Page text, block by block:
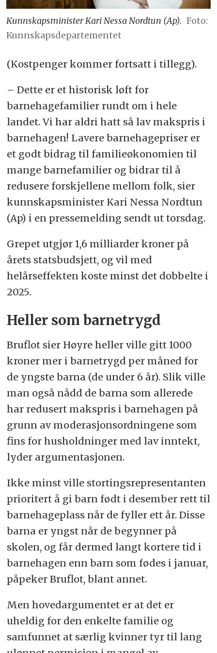
Kunnskapsminister Kari Nessa Nordtun (Ap). Foto:
Kunnskapsdepartementet
(Kostpenger kommer fortsatt i tillegg).
– Dette er et historisk løft for
barnehagefamilier rundt om i hele
landet. Vi har aldri hatt så lav makspris i
barnehagen! Lavere barnehagepriser er
et godt bidrag til familieøkonomien til
mange barnefamilier og bidrar til å
redusere forskjellene mellom folk, sier
kunnskapsminister Kari Nessa Nordtun
(Ap) i en pressemelding sendt ut torsdag.
Grepet utgjør 1,6 milliarder kroner på
årets statsbudsjett, og vil med
helårseffekten koste minst det dobbelte i
2025.
Heller som barnetrygd
Bruflot sier Høyre heller ville gitt 1000
kroner mer i barnetrygd per måned for
de yngste barna (de under 6 år). Slik ville
man også nådd de barna som allerede
har redusert makspris i barnehagen på
grunn av moderasjonsordningene som
fins for husholdninger med lav inntekt,
lyder argumentasjonen.
Ikke minst ville stortingsrepresentanten
prioritert å gi barn født i desember rett til
barnehageplass når de fyller ett år. Disse
barna er yngst når de begynner på
skolen, og får dermed langt kortere tid i
barnehagen enn barn som fødes i januar,
påpeker Bruflot, blant annet.
Men hovedargumentet er at det er
uheldig for den enkelte familie og
samfunnet at særlig kvinner tyr til lang